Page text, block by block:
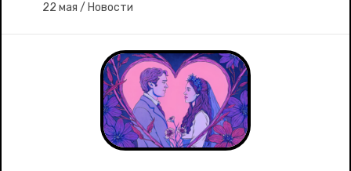
22 мая / Новости